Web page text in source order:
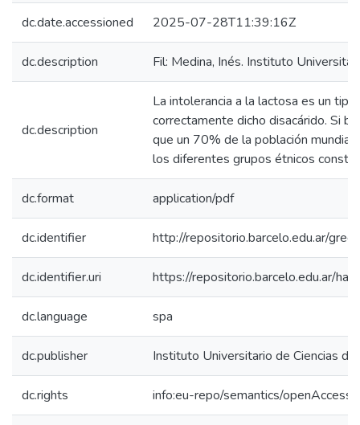
dc.date.accessioned 2025-07-28T11:39:16Z
dc.description Fil: Medina, Inés. Instituto
dc.description
La intolerancia a la lactosa es un
correctamente dicho disacárido. Si
que un 70% de la población mundial
los diferentes grupos étnicos
dc.format application/pdf
dc.identifier http://repositorio.barcelo.edu.ar/
dc.identifier.uri https://repositorio.barcelo.edu.ar/
dc.language spa
dc.publisher Instituto Universitario de Ciencias
dc.rights info:eu-repo/semantics/openAccess